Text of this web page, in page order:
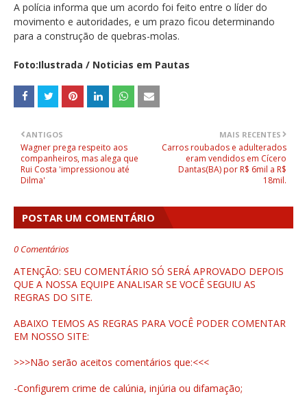
A polícia informa que um acordo foi feito entre o líder do
movimento e autoridades, e um prazo ficou determinando
para a construção de quebras-molas.
Foto:Ilustrada / Noticias em Pautas
MAIS RECENTES
Carros roubados e adulterados
eram vendidos em Cícero
Dantas(BA) por R$ 6mil a R$
18mil.
ANTIGOS
Wagner prega respeito aos
companheiros, mas alega que
Rui Costa 'impressionou até
Dilma'
POSTAR UM COMENTÁRIO
0 Comentários
ATENÇÃO: SEU COMENTÁRIO SÓ SERÁ APROVADO DEPOIS
QUE A NOSSA EQUIPE ANALISAR SE VOCÊ SEGUIU AS
REGRAS DO SITE.
ABAIXO TEMOS AS REGRAS PARA VOCÊ PODER COMENTAR
EM NOSSO SITE:
>>>Não serão aceitos comentários que:<<<
-Configurem crime de calúnia, injúria ou difamação;